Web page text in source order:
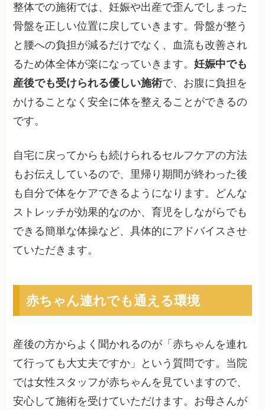
整体での施術では、妊娠や出産で歪んでしまった
骨盤を正しい位置に戻していきます。骨盤が整う
と腰への負担が減るだけでなく、血流も改善され
るため体全体が楽になっていきます。妊娠中でも
産後でも受けられる優しい施術で、お腹に負担を
かけることなく安全に体を整えることができるの
です。
自宅に戻ってからも続けられるセルフケアの方法
もお伝えしているので、里帰り期間が終わった後
も自分で体をケアできるようになります。どんな
ストレッチが効果的なのか、育児をしながらでも
できる簡単な体操など、具体的にアドバイスさせ
ていただきます。
赤ちゃん連れでも通える環境
産後の方からよく聞かれるのが「赤ちゃんを連れ
て行っても大丈夫ですか」という質問です。当院
では女性スタッフが赤ちゃんを見ていますので、
安心して施術を受けていただけます。お母さんが